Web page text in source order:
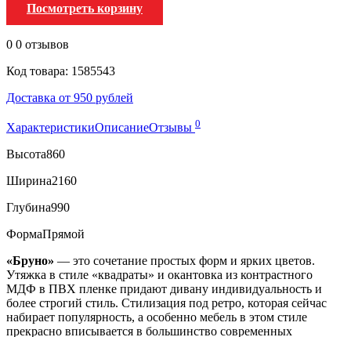
Посмотреть корзину
0 0 отзывов
Код товара: 1585543
Доставка от 950 рублей
ХарактеристикиОписаниеОтзывы 0
Высота860
Ширина2160
Глубина990
ФормаПрямой
«Бруно» — это сочетание простых форм и ярких цветов.
Утяжка в стиле «квадраты» и окантовка из контрастного
МДФ в ПВХ пленке придают дивану индивидуальность и
более строгий стиль. Стилизация под ретро, которая сейчас
набирает популярность, а особенно мебель в этом стиле
прекрасно вписывается в большинство современных